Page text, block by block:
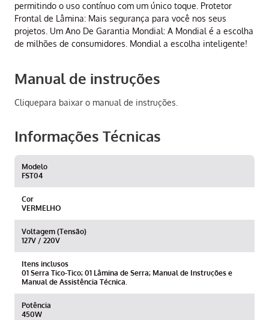
permitindo o uso contínuo com um único toque. Protetor
Frontal de Lâmina: Mais segurança para você nos seus
projetos. Um Ano De Garantia Mondial: A Mondial é a escolha
de milhões de consumidores. Mondial a escolha inteligente!
Manual de instruções
Cliquepara baixar o manual de instruções.
Informações Técnicas
Modelo
FST04
Cor
VERMELHO
Voltagem (Tensão)
127V / 220V
Itens inclusos
01 Serra Tico-Tico; 01 Lâmina de Serra; Manual de Instruções e
Manual de Assistência Técnica.
Potência
450W